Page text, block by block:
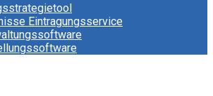
Eintragungsservice